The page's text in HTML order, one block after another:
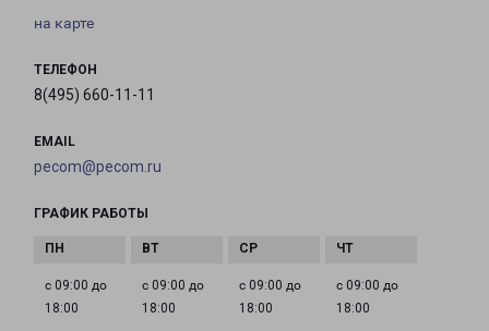
на карте
ТЕЛЕФОН
8(495) 660-11-11
EMAIL
pecom@pecom.ru
ГРАФИК РАБОТЫ
с 09:00 до
18:00
с 09:00 до
18:00
с 09:00 до
18:00
с 09:00 до
18:00